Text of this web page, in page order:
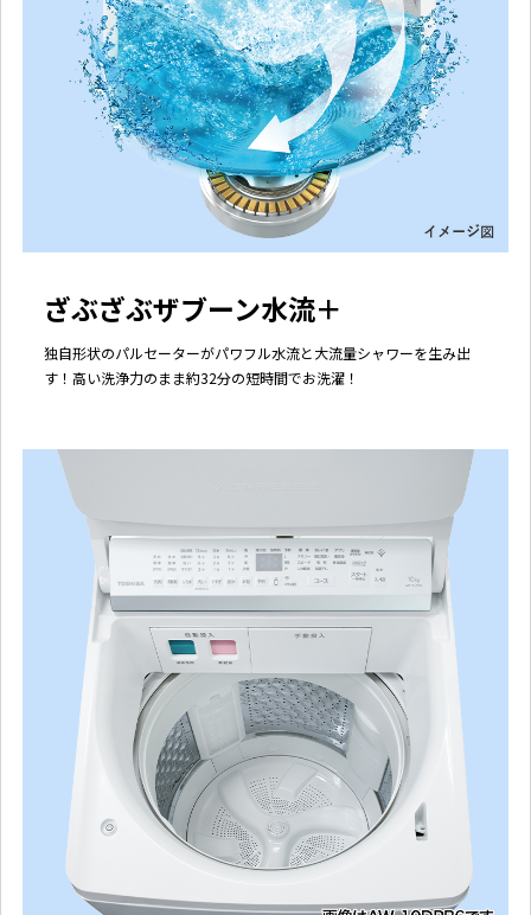
ざぶざぶザブーン水流＋
独自形状のパルセーターがパワフル水流と大流量シャワーを生み出
す！高い洗浄力のまま約32分の短時間でお洗濯！